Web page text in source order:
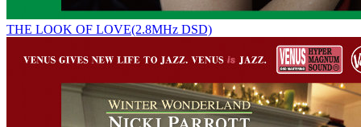
THE LOOK OF LOVE(2.8MHz DSD)